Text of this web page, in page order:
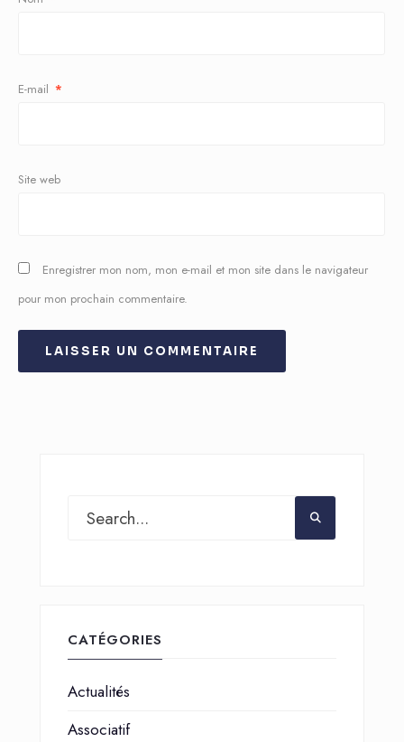
E-mail *
Site web
Enregistrer mon nom, mon e-mail et mon site dans le navigateur
pour mon prochain commentaire.
CATÉGORIES
Actualités
Associatif